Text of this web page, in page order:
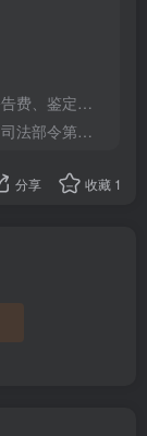
胜诉后由法院退费？
）全文深度解读
分享 收藏 1